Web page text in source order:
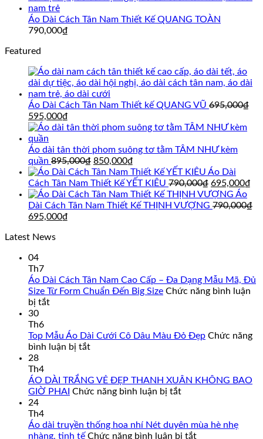
Áo Dài Cách Tân Nam Thiết Kế QUANG TOÀN
790,000₫
Featured
Áo Dài Cách Tân Nam Thiết kế QUANG VŨ 695,000₫
Giá
gốc
là:
695,000₫.
595,000₫
hiện
là:
595,000₫.
Áo dài tân thời phom suông tơ tằm TÂM NHƯ kèm
quần 895,000₫ Giá
gốc
là:
895,000₫.
850,000₫
hiện
tại
là:
850,000₫.
Áo Dài
Cách Tân Nam Thiết Kế YẾT KIÊU 790,000₫ Giá
gốc
là:
695,000₫
tại
Áo
Dài Cách Tân Nam Thiết Kế THỊNH VƯỢNG 790,000₫
Giá
là:
695,000₫
Latest News
04
Th7
Áo Dài Cách Tân Nam Cao Cấp – Đa Dạng Mẫu Mã, Đủ
Size Từ Form Chuẩn Đến Big Size Chức năng bình luận
bị tắtở
Cách
Tân
Cấp
–
Mẫu
Mã,
30
Th6
Top Mẫu Áo Dài Cưới Cô Dâu Màu Đỏ Đẹp Chức năng
bình luận bị tắtở
Áo
Dài
Dâu
Màu
28
Th4
ÁO DÀI TRẮNG VẺ ĐẸP THANH XUÂN KHÔNG BAO
GIỜ PHAI Chức năng bình luận bị tắtở
TRẮNG
VẺ
24
Th4
Áo dài truyền thống hoa nhí Nét duyên mùa hè nhẹ
nhàng, tinh tế Chức năng bình luận bị tắtở